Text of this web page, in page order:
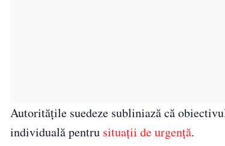
Autoritățile suedeze subliniază că
individuală pentru situații de urgență.